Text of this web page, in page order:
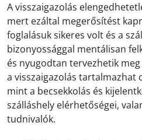
A visszaigazolás
mert ezáltal megerősítést
foglalásuk sikeres volt és a
bizonyossággal mentálisan
és nyugodtan tervezhetik
a visszaigazolás tartalmazhat
mint a becsekkolás és
szálláshely elérhetőségei,
tudnivalók.